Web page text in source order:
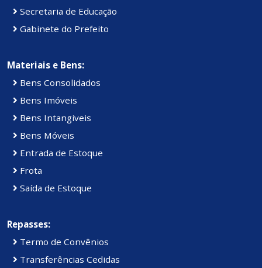
Secretaria de Educação
Gabinete do Prefeito
Materiais e Bens:
Bens Consolidados
Bens Imóveis
Bens Intangiveis
Bens Móveis
Entrada de Estoque
Frota
Saída de Estoque
Repasses:
Termo de Convênios
Transferências Cedidas